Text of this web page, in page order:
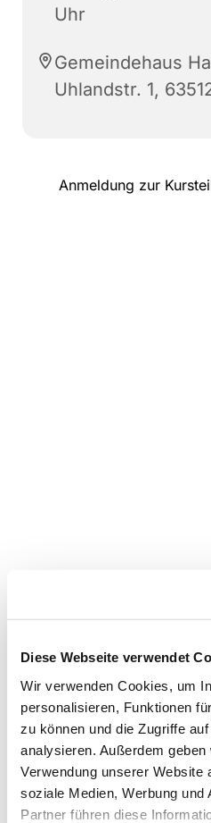
Diese Webseite verwendet
Wir verwenden Cookies, um
personalisieren, Funktionen
zu können und die Zugriffe
analysieren. Außerdem
Verwendung unserer Website
soziale Medien, Werbung und
Partner führen diese
Uhr
Gemeindehaus
Uhlandstr. 1,
Anmeldung zur
Dies